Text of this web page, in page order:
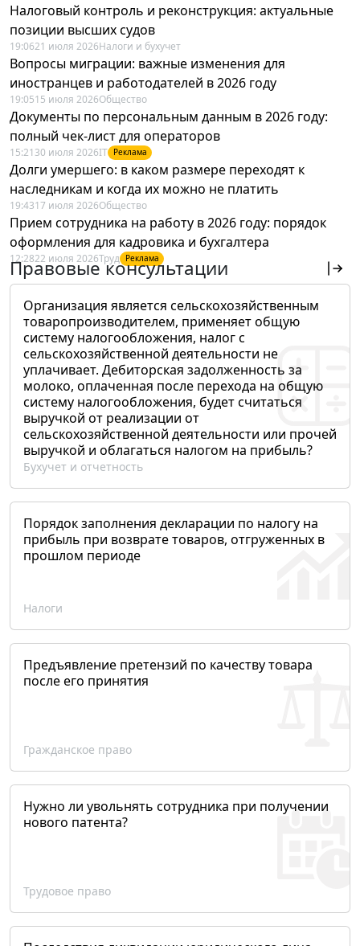
Налоговый контроль и реконструкция: актуальные
позиции высших судов
19:0621 июля 2026Налоги и бухучет
Вопросы миграции: важные изменения для
иностранцев и работодателей в 2026 году
19:0515 июля 2026Общество
Документы по персональным данным в 2026 году:
полный чек-лист для операторов
15:21 30 июля 2026IT Реклама
Долги умершего: в каком размере переходят к
наследникам и когда их можно не платить
19:4317 июля 2026Общество
Прием сотрудника на работу в 2026 году: порядок
оформления для кадровика и бухгалтера
12:2822 июля 2026Труд Реклама
Правовые консультации
Организация является сельскохозяйственным
товаропроизводителем, применяет общую
систему налогообложения, налог с
сельскохозяйственной деятельности не
уплачивает. Дебиторская задолженность за
молоко, оплаченная после перехода на общую
систему налогообложения, будет считаться
выручкой от реализации от
сельскохозяйственной деятельности или прочей
выручкой и облагаться налогом на прибыль?
Бухучет и отчетность
Порядок заполнения декларации по налогу на
прибыль при возврате товаров, отгруженных в
прошлом периоде
Налоги
Предъявление претензий по качеству товара
после его принятия
Гражданское право
Нужно ли увольнять сотрудника при получении
нового патента?
Трудовое право